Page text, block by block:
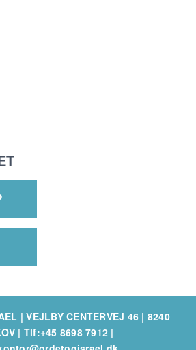
| VEJLBY CENTERVEJ 46 | 8240
| Tlf:+45 8698 7912 |